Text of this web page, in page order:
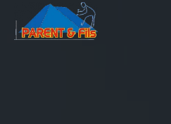
Panneau de gestion des cookies